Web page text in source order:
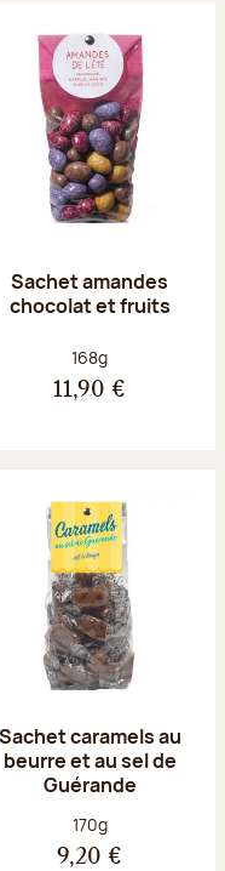
Sachet amandes
chocolat et fruits
Poids net :
168g
11,90 €
Sachet caramels au
beurre et au sel de
Guérande
Poids net :
170g
9,20 €